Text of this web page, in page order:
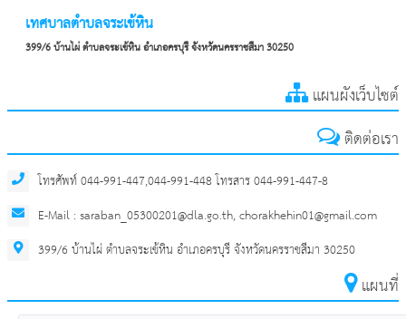
เทศบาลตำบลจระเข้หิน
399/6 บ้านไผ่ ตำบลจระเข้หิน อำเภอครบุรี จังหวัดนครราชสีมา 30250
แผนผังเว็บไซต์
ติดต่อเรา
โทรศัพท์ 044-991-447,044-991-448 โทรสาร 044-991-447-8
E-Mail : saraban_05300201@dla.go.th, chorakhehin01@gmail.com
399/6 บ้านไผ่ ตำบลจระเข้หิน อำเภอครบุรี จังหวัดนครราชสีมา 30250
แผนที่